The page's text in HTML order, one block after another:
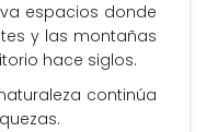
espacios donde
y las montañas
hace siglos.
continúa